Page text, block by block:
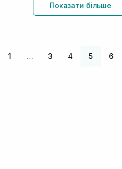
Показати більше
1 … 3 4 5 6